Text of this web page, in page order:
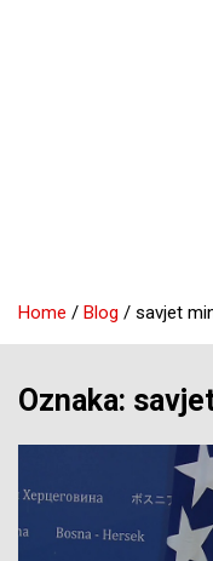
Home Blog savjet
Oznaka: